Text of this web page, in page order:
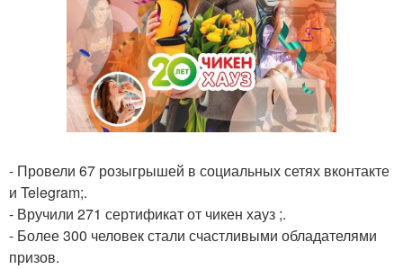
- Провели 67 розыгрышей в социальных сетях вконтакте
и Telegram;.
- Вручили 271 сертификат от чикен хауз ;.
- Более 300 человек стали счастливыми обладателями
призов.